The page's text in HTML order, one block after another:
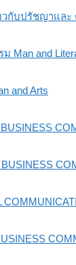
กับปรัชญาและ
Man and
and Arts
BUSINESS
BUSINESS